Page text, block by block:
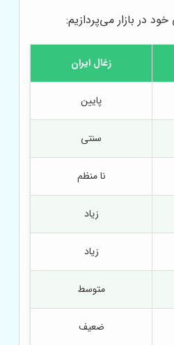
در بازار می‌پردازیم:
زغال ایران
پایین
سنتی
نا منظم
زیاد
زیاد
متوسط
ضعیف